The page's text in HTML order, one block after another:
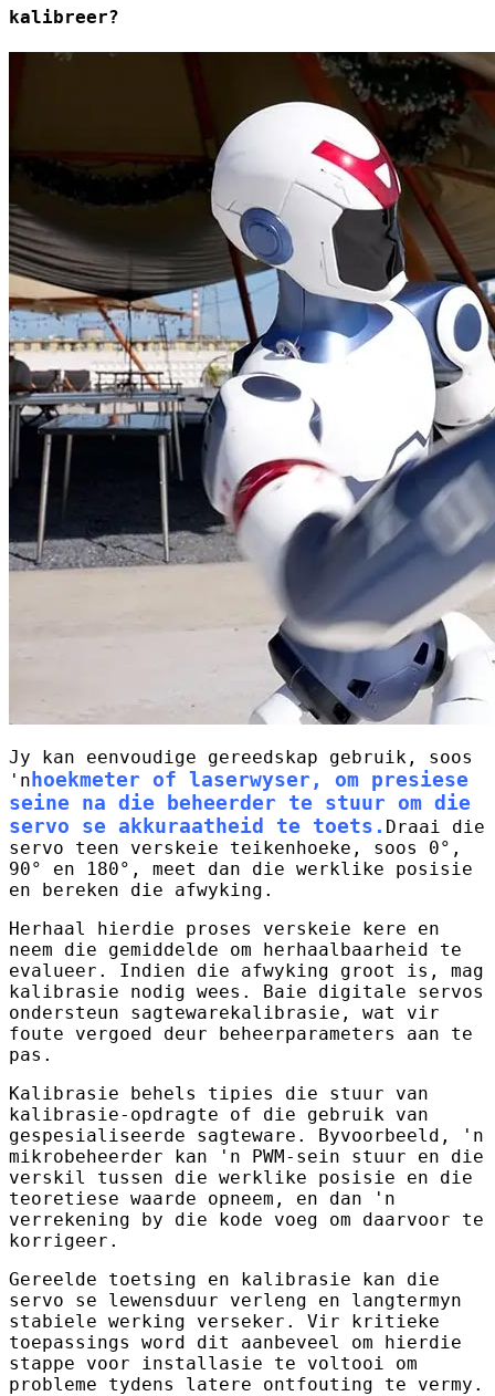
kalibreer?
Jy kan eenvoudige gereedskap gebruik, soos
'n hoekmeter of laserwyser, om presiese
seine na die beheerder te stuur om die
servo se akkuraatheid te toets. Draai die
servo teen verskeie teikenhoeke, soos 0°,
90° en 180°, meet dan die werklike posisie
en bereken die afwyking.
Herhaal hierdie proses verskeie kere en
neem die gemiddelde om herhaalbaarheid te
evalueer. Indien die afwyking groot is, mag
kalibrasie nodig wees. Baie digitale servos
ondersteun sagtewarekalibrasie, wat vir
foute vergoed deur beheerparameters aan te
pas.
Kalibrasie behels tipies die stuur van
kalibrasie-opdragte of die gebruik van
gespesialiseerde sagteware. Byvoorbeeld, 'n
mikrobeheerder kan 'n PWM-sein stuur en die
verskil tussen die werklike posisie en die
teoretiese waarde opneem, en dan 'n
verrekening by die kode voeg om daarvoor te
korrigeer.
Gereelde toetsing en kalibrasie kan die
servo se lewensduur verleng en langtermyn
stabiele werking verseker. Vir kritieke
toepassings word dit aanbeveel om hierdie
stappe voor installasie te voltooi om
probleme tydens latere ontfouting te vermy.